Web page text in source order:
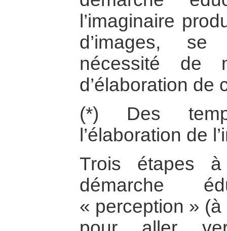
l’imaginaire
d’images,
nécessité de
d’élaboration de
(*) Des
l’élaboration de
Trois étapes
démarche
« perception » (à